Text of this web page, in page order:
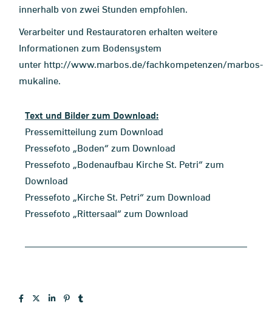
innerhalb von zwei Stunden empfohlen.
Verarbeiter und Restauratoren erhalten weitere
Informationen zum Bodensystem
unter http://www.marbos.de/fachkompetenzen/marbos-
mukaline.
Text und Bilder zum Download:
Pressemitteilung zum Download
Pressefoto „Boden“ zum Download
Pressefoto „Bodenaufbau Kirche St. Petri“ zum
Download
Pressefoto „Kirche St. Petri“ zum Download
Pressefoto „Rittersaal“ zum Download